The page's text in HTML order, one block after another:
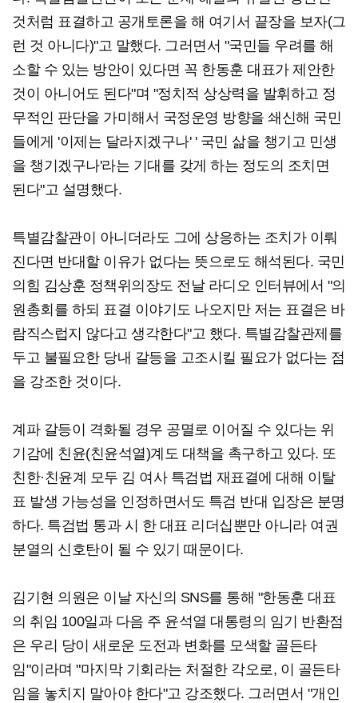
것처럼 표결하고 공개토론을 해 여기서 끝장을 보자(그
런 것 아니다)"고 말했다. 그러면서 "국민들 우려를 해
소할 수 있는 방안이 있다면 꼭 한동훈 대표가 제안한
것이 아니어도 된다"며 "정치적 상상력을 발휘하고 정
무적인 판단을 가미해서 국정운영 방향을 쇄신해 국민
들에게 '이제는 달라지겠구나' ' 국민 삶을 챙기고 민생
을 챙기겠구나'라는 기대를 갖게 하는 정도의 조치면
된다"고 설명했다.
특별감찰관이 아니더라도 그에 상응하는 조치가 이뤄
진다면 반대할 이유가 없다는 뜻으로도 해석된다. 국민
의힘 김상훈 정책위의장도 전날 라디오 인터뷰에서 "의
원총회를 하되 표결 이야기도 나오지만 저는 표결은 바
람직스럽지 않다고 생각한다"고 했다. 특별감찰관제를
두고 불필요한 당내 갈등을 고조시킬 필요가 없다는 점
을 강조한 것이다.
계파 갈등이 격화될 경우 공멸로 이어질 수 있다는 위
기감에 친윤(친윤석열)계도 대책을 촉구하고 있다. 또
친한·친윤계 모두 김 여사 특검법 재표결에 대해 이탈
표 발생 가능성을 인정하면서도 특검 반대 입장은 분명
하다. 특검법 통과 시 한 대표 리더십뿐만 아니라 여권
분열의 신호탄이 될 수 있기 때문이다.
김기현 의원은 이날 자신의 SNS를 통해 "한동훈 대표
의 취임 100일과 다음 주 윤석열 대통령의 임기 반환점
은 우리 당이 새로운 도전과 변화를 모색할 골든타
임"이라며 "마지막 기회라는 처절한 각오로, 이 골든타
임을 놓치지 말아야 한다"고 강조했다. 그러면서 "개인